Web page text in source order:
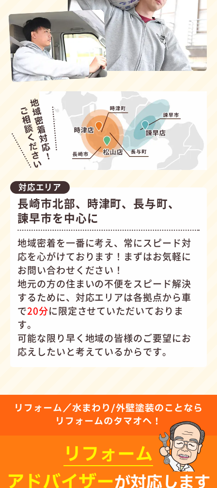
対応エリア
長崎市北部、時津町、長与町、
諫早市を中心に
地域密着を一番に考え、常にスピード対
応を心がけております！まずはお気軽に
お問い合わせください！
地元の方の住まいの不便をスピード解決
するために、対応エリアは各拠点から車
で20分に限定させていただいておりま
す。
可能な限り早く地域の皆様のご要望にお
応えしたいと考えているからです。
リフォーム／水まわり/外壁塗装のことなら
リフォームのタマオへ！
リフォーム
アドバイザーが対応します